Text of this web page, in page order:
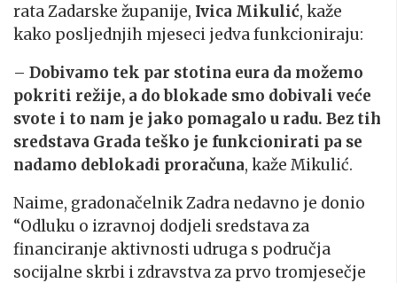
rata Zadarske županije, Ivica Mikulić, kaže
kako posljednjih mjeseci jedva funkcioniraju:
– Dobivamo tek par stotina eura da možemo
pokriti režije, a do blokade smo dobivali veće
svote i to nam je jako pomagalo u radu. Bez tih
sredstava Grada teško je funkcionirati pa se
nadamo deblokadi proračuna, kaže Mikulić.
Naime, gradonačelnik Zadra nedavno je donio
“Odluku o izravnoj dodjeli sredstava za
financiranje aktivnosti udruga s područja
socijalne skrbi i zdravstva za prvo tromjesečje